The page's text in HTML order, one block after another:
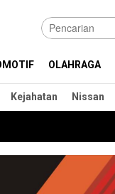
OLAHRAGA
Kejahatan Nissan